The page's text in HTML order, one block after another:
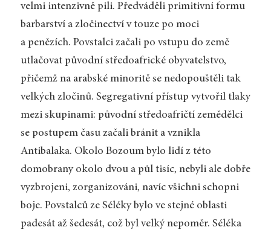
velmi intenzivně pili. Předváděli primitivní formu
barbarství a zločinectví v touze po moci
a penězích. Povstalci začali po vstupu do země
utlačovat původní středoafrické obyvatelstvo,
přičemž na arabské minoritě se nedopouštěli tak
velkých zločinů. Segregativní přístup vytvořil tlaky
mezi skupinami: původní středoafričtí zemědělci
se postupem času začali bránit a vznikla
Antibalaka. Okolo Bozoum bylo lidí z této
domobrany okolo dvou a půl tisíc, nebyli ale dobře
vyzbrojeni, zorganizováni, navíc všichni schopni
boje. Povstalců ze Séléky bylo ve stejné oblasti
padesát až šedesát, což byl velký nepoměr. Séléka